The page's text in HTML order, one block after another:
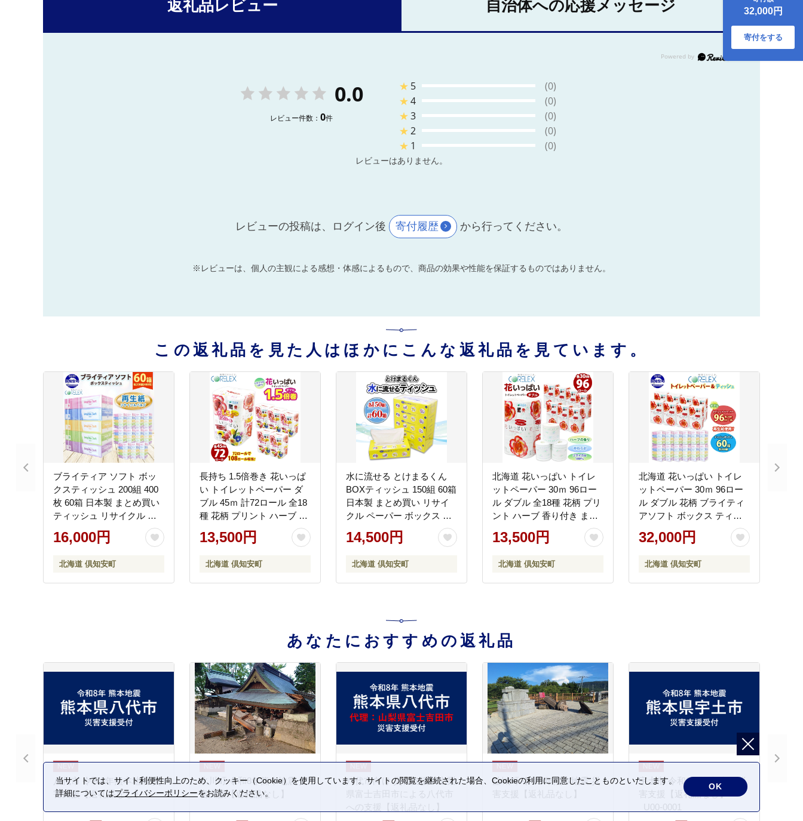
ロール ティッシュ
ペーパー 200組 60
箱 まとめ買い 日本
製 リサイクル 防災
常備品 消耗品 生活
32,000円
寄付をする
返礼品レビュー 自治体への応援メッセージ
0.0
レビュー件数： 0件
★ 5
(0)
★4
(0)
★3
(0)
★2
(0)
★ 1 (0)
レビューはありません。
レビューの投稿は、ログイン後 寄付履歴 から行ってください。
※レビューは、個人の主観による感想・体感によるもので、商品の効果や性能を保証するものではありません。
この返礼品を見た人はほかにこんな返礼品を見ています。
ブライティア ソフト ボッ
クスティッシュ 200組 400
枚 60箱 日本製 まとめ買い
ティッシュ リサイクル 長
持 防災 常備品 日用雑貨 消
耗品 生活必需品 備蓄 ペー
用品
16,000円
北海道 倶知安町
長持ち 1.5倍巻き 花いっぱ
い トイレットペーパー ダ
ブル 45ｍ 計72ロール 全18
種 花柄 プリント ハーブ 香
り付き 日本製 まとめ買い
防災 常備品 ペーパー エコ
無料 北海道 倶知安町 日用
品
13,500円
北海道 倶知安町
水に流せる とけまるくん
BOXティッシュ 150組 60箱
日本製 まとめ買い リサイ
クル ペーパー ボックス 防
災 常備品 日用雑貨 消耗品
生活必需品 備蓄 福祉 ペッ
品
14,500円
北海道 倶知安町
北海道 花いっぱい トイレ
ットペーパー 30ｍ 96ロー
ル ダブル 全18種 花柄 プリ
ント ハーブ 香り付き まと
め買い 防災 常備品 トイレ
ペーパー リサイクル 日用
活必需品 倶知安町 福祉用
品 フェイシャルティシュ
13,500円
北海道 倶知安町
北海道 花いっぱい トイレ
ットペーパー 30ｍ 96ロー
ル ダブル 花柄 ブライティ
アソフト ボックス ティッ
シュ 200組 60箱 防災 常備
品 プリント ペーパー まと
生活必需品 備蓄 送料無料
倶知安町 日用品
32,000円
北海道 倶知安町
あなたにおすすめの返礼品
八代市 令和8年熊本地震 災
害支援【返礼品なし】
氷川町 令和8年熊本地震 災
害支援【返礼品なし】
八代市向け 災害支援※山梨
県富士吉田市による八代市
への支援【返礼品なし】
益城町 令和8年熊本地震 災
害支援【返礼品なし】
宇土市 令和8年熊本地震 災
害支援【返礼品なし】
_U00-0001
当サイトでは、サイト利便性向上のため、クッキー（Cookie）を使用しています。サイトの閲覧を継続された場合、Cookieの利用に同意したことものといたします。
詳細についてはプライバシーポリシーをお読みください。
OK